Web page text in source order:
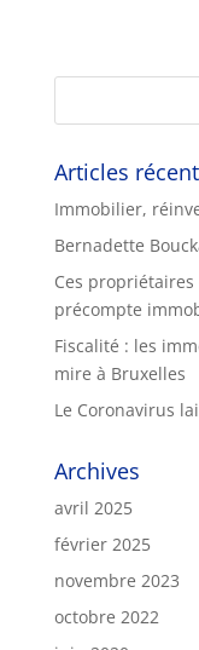
Articles
Immobilier,
Bernadette
Ces
précompte
Fiscalité : les
mire à Bruxelles
Le Coronavirus
Archives
avril 2025
février 2025
novembre 2023
octobre 2022